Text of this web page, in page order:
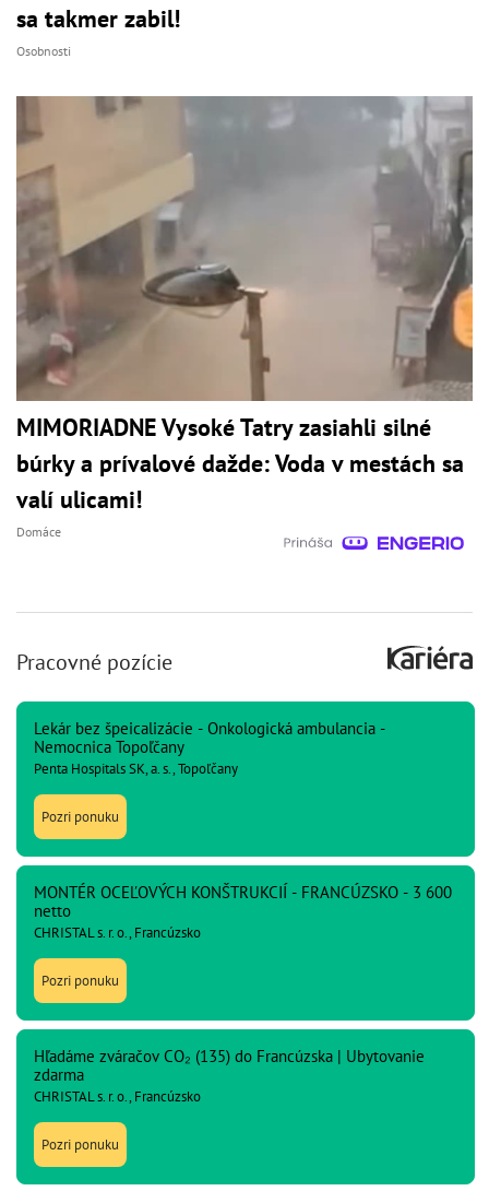
sa takmer zabil!
Osobnosti
MIMORIADNE Vysoké Tatry zasiahli silné
búrky a prívalové dažde: Voda v mestách sa
valí ulicami!
Domáce
Pracovné pozície
Lekár bez špeicalizácie - Onkologická ambulancia -
Nemocnica Topoľčany
Penta Hospitals SK, a. s., Topoľčany
Pozri ponuku
MONTÉR OCEĽOVÝCH KONŠTRUKCIÍ - FRANCÚZSKO - 3 600
netto
CHRISTAL s. r. o., Francúzsko
Pozri ponuku
Hľadáme zváračov CO₂ (135) do Francúzska | Ubytovanie
zdarma
CHRISTAL s. r. o., Francúzsko
Pozri ponuku